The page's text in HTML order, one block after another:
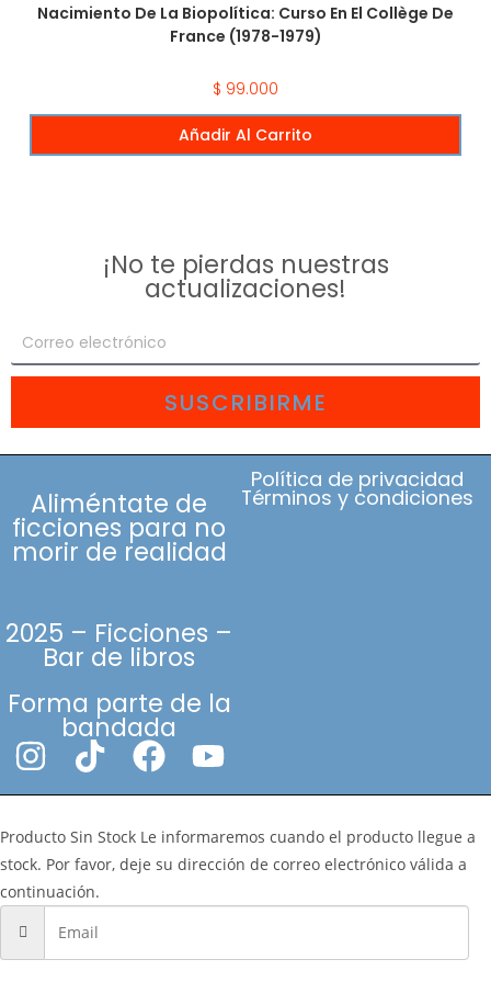
Nacimiento De La Biopolítica: Curso En El Collège De
France (1978-1979)
$ 99.000
Añadir Al Carrito
¡No te pierdas nuestras
actualizaciones!
SUSCRIBIRME
Aliméntate de
ficciones para no
morir de realidad
2025 – Ficciones –
Bar de libros
Forma parte de la
bandada
Política de privacidad
Términos y condiciones
Producto Sin Stock Le informaremos cuando el producto llegue a
stock. Por favor, deje su dirección de correo electrónico válida a
continuación.